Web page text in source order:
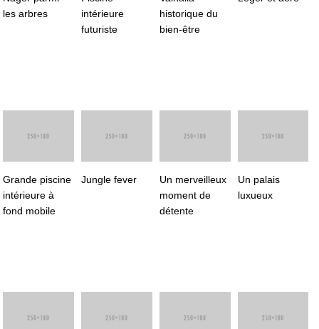
les arbres
intérieure
futuriste
historique du
bien-être
Grande piscine
intérieure à
fond mobile
Jungle fever
Un merveilleux
moment de
détente
Un palais
luxueux